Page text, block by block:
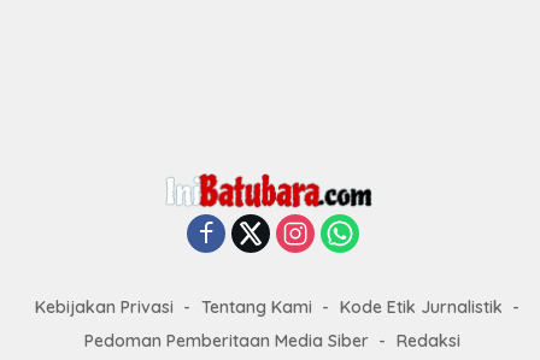
Kebijakan Privasi Tentang Kami
Kode Etik Jurnalistik
Pedoman Pemberitaan Media Siber
Redaksi